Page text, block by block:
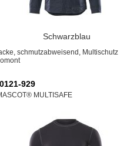
Schwarzblau
schmutzabweisend, Multischutz
929
MULTISAFE